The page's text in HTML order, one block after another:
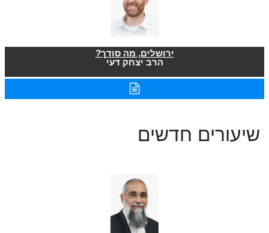
ירושלים, מה סודך?
הרב יצחק דעי
שיעורים חדשים